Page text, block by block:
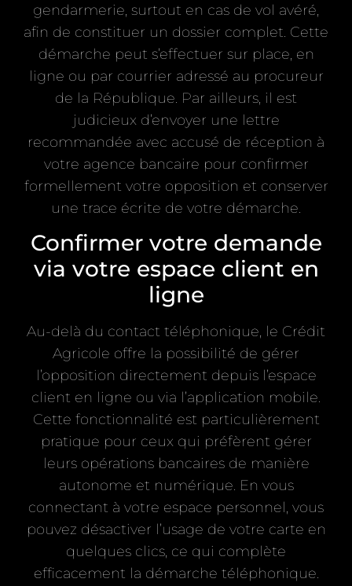
gendarmerie, surtout en cas de vol avéré,
afin de constituer un dossier complet. Cette
démarche peut s’effectuer sur place, en
ligne ou par courrier adressé au procureur
de la République. Par ailleurs, il est
judicieux d’envoyer une lettre
recommandée avec accusé de réception à
votre agence bancaire pour confirmer
formellement votre opposition et conserver
une trace écrite de votre démarche.
Confirmer votre demande
via votre espace client en
ligne
Au-delà du contact téléphonique, le Crédit
Agricole offre la possibilité de gérer
l’opposition directement depuis l’espace
client en ligne ou via l’application mobile.
Cette fonctionnalité est particulièrement
pratique pour ceux qui préfèrent gérer
leurs opérations bancaires de manière
autonome et numérique. En vous
connectant à votre espace personnel, vous
pouvez désactiver l’usage de votre carte en
quelques clics, ce qui complète
efficacement la démarche téléphonique.